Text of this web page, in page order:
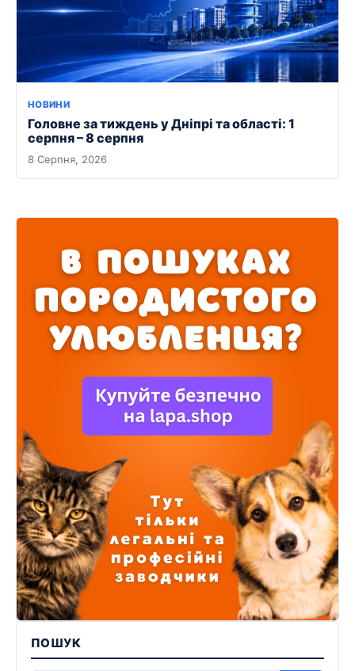
НОВИНИ
Головне за тиждень у Дніпрі та області: 1
серпня – 8 серпня
8 Серпня, 2026
ПОШУК